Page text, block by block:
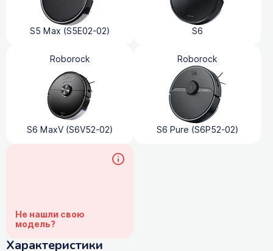
S5 Max (S5E02-02) S6
Roborock
S6 MaxV (S6V52-02)
Roborock
S6 Pure (S6P52-02)
Не нашли свою
модель?
Характеристики